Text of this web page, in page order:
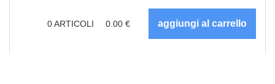
0ARTICOLI 0.00 €